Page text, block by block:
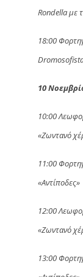
Rondella με
18:00
10
10:00
«Ζωντανό
11:00
«Αντίποδες»
12:00
«Ζωντανό
13:00